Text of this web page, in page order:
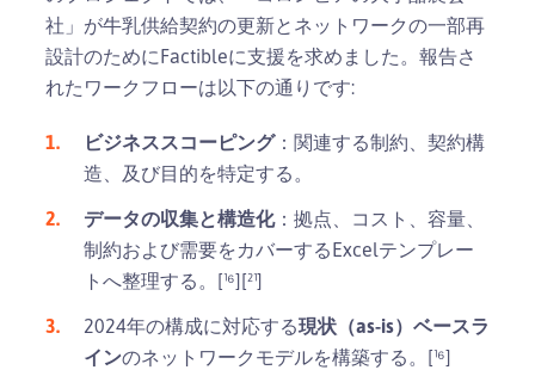
社」が牛乳供給契約の更新とネットワークの一部再
設計のためにFactibleに支援を求めました。報告さ
れたワークフローは以下の通りです:
ビジネススコーピング：関連する制約、契約構
造、及び目的を特定する。
データの収集と構造化：拠点、コスト、容量、
制約および需要をカバーするExcelテンプレー
トへ整理する。[¹⁶][²¹]
2024年の構成に対応する現状（as-is）ベースラ
インのネットワークモデルを構築する。[¹⁶]